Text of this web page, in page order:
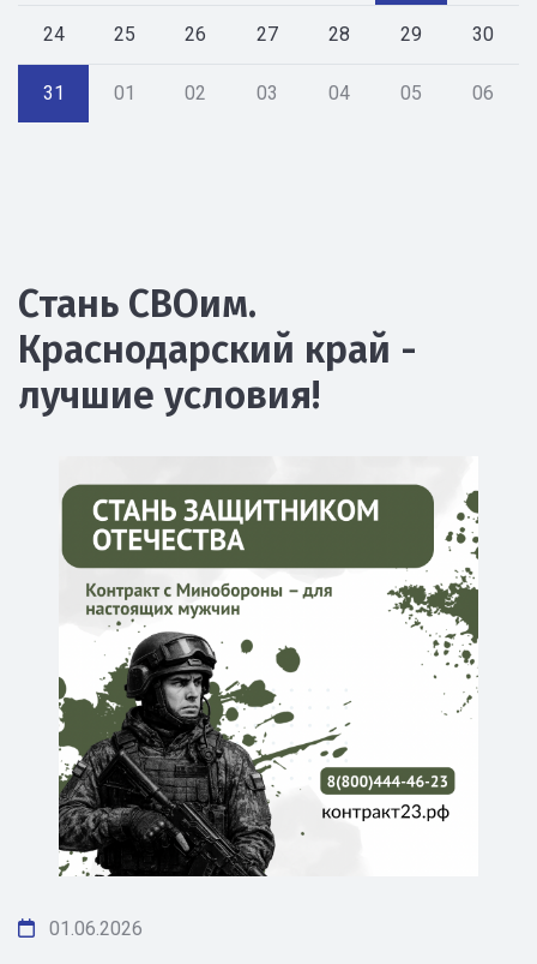
24 25 26 27 28 29 30
31 01 02 03 04 05 06
Стань СВОим.
Краснодарский край -
лучшие условия!
01.06.2026